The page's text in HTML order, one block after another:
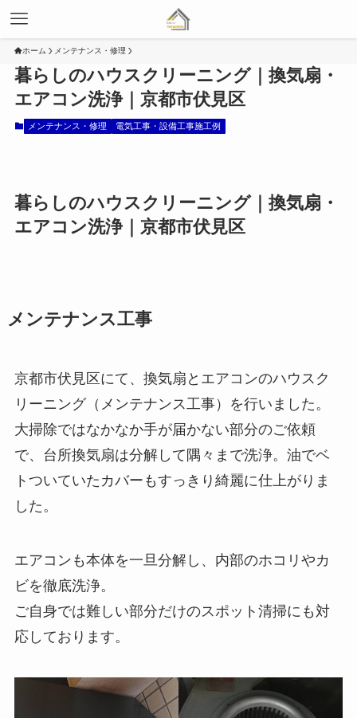
ホーム メンテナンス・修理
暮らしのハウスクリーニング｜換気扇・
エアコン洗浄｜京都市伏見区
メンテナンス・修理 電気工事・設備工事施工例
暮らしのハウスクリーニング｜換気扇・
エアコン洗浄｜京都市伏見区
メンテナンス工事
京都市伏見区にて、換気扇とエアコンのハウスク
リーニング（メンテナンス工事）を行いました。
大掃除ではなかなか手が届かない部分のご依頼
で、台所換気扇は分解して隅々まで洗浄。油でベ
トついていたカバーもすっきり綺麗に仕上がりま
した。
エアコンも本体を一旦分解し、内部のホコリやカ
ビを徹底洗浄。
ご自身では難しい部分だけのスポット清掃にも対
応しております。